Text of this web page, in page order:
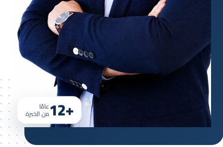
+12 عامًا
من الخبرة